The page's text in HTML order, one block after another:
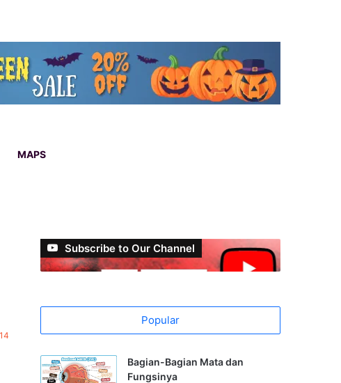
MAPS
Subscribe to Our Channel
Popular
Bagian-Bagian Mata dan
Fungsinya